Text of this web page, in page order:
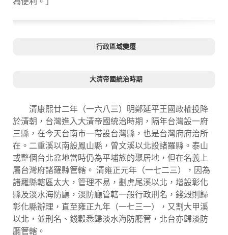
行政區域變遷
大清帝國統治時期
清康熙廿二年（一六八三）明鄭延平王國政權投降
於清朝，台灣進入大清帝國統治時期，隔年台灣設一府
三縣，在今天台南市一帶設台灣縣，也是台灣府府治所
在。二重溪以南設鳳山縣，曾文溪以北設諸羅縣。泰山
或整個台北盆地當時仍為平埔族的聚居地，但在名義上
屬台灣府諸羅縣管轄。 清雍正元年（一七二三），因為
諸羅縣轄區太大，管理不易，劃虎尾溪以北，增設彰化
縣及淡水海防廳，淡防廳管轄一般行政刑名，錢穀則歸
彰化縣辦理，直至雍正九年（一七三一），又割大甲溪
以北，並刑名、錢穀悉歸淡水海防廳管，北台亦歸淡防
廳管轄。